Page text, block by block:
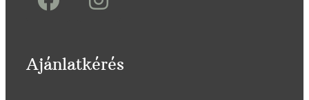
Ajánlatkérés